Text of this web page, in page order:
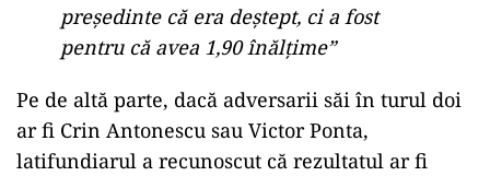
președinte că era deștept, ci a fost
pentru că avea 1,90 înălțime”
Pe de altă parte, dacă adversarii săi în turul doi
ar fi Crin Antonescu sau Victor Ponta,
latifundiarul a recunoscut că rezultatul ar fi